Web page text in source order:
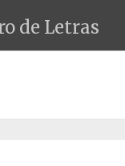
de Letras